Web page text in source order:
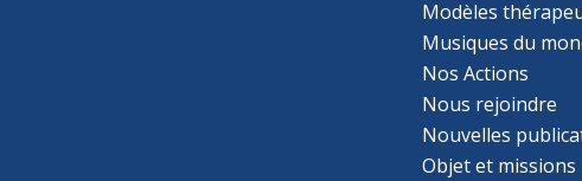
Modèles
Musiques du
Nos Actions
Nous rejoindre
Nouvelles
Objet et missions